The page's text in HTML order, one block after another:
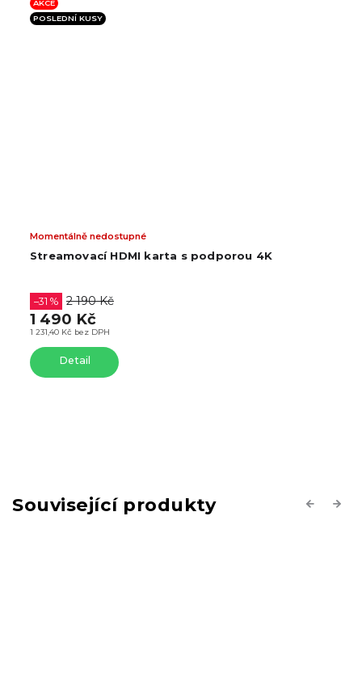
AKCE
POSLEDNÍ KUSY
Streamovací HDMI karta s podporou 4K
Momentálně nedostupné
1 231,40 Kč bez DPH
–31 % 2 190 Kč
1 490 Kč
Detail
Související produkty Previous
Next